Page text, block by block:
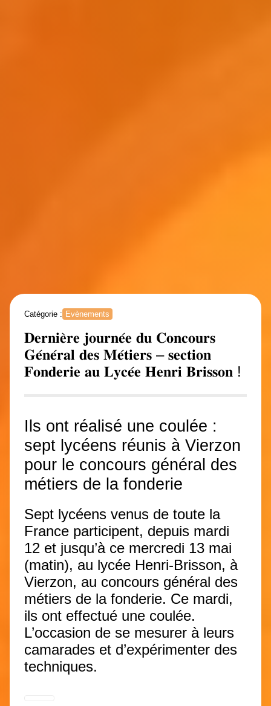
Catégorie : Evènements
𝐃𝐞𝐫𝐧𝐢𝐞̀𝐫𝐞 𝐣𝐨𝐮𝐫𝐧𝐞́𝐞 𝐝𝐮 𝐂𝐨𝐧𝐜𝐨𝐮𝐫𝐬
𝐆𝐞́𝐧𝐞́𝐫𝐚𝐥 𝐝𝐞𝐬 𝐌𝐞́𝐭𝐢𝐞𝐫𝐬 – 𝐬𝐞𝐜𝐭𝐢𝐨𝐧
𝐅𝐨𝐧𝐝𝐞𝐫𝐢𝐞 𝐚𝐮 𝐋𝐲𝐜𝐞́𝐞 𝐇𝐞𝐧𝐫𝐢 𝐁𝐫𝐢𝐬𝐬𝐨𝐧 !
Ils ont réalisé une coulée :
sept lycéens réunis à Vierzon
pour le concours général des
métiers de la fonderie
Sept lycéens venus de toute la
France participent, depuis mardi
12 et jusqu’à ce mercredi 13 mai
(matin), au lycée Henri-Brisson, à
Vierzon, au concours général des
métiers de la fonderie. Ce mardi,
ils ont effectué une coulée.
L’occasion de se mesurer à leurs
camarades et d’expérimenter des
techniques.